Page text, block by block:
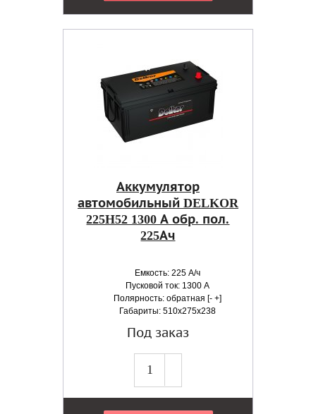
Аккумулятор
автомобильный DELKOR
225H52 1300 А обр. пол.
225Ач
Емкость: 225 А/ч
Пусковой ток: 1300 А
Полярность: обратная [- +]
Габариты: 510x275x238
Под заказ